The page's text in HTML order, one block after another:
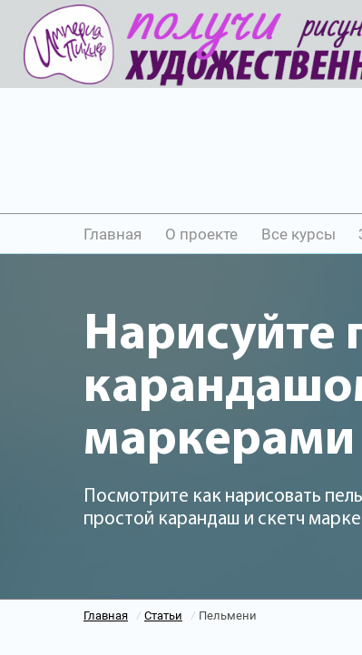
Главная О проекте Все курсы
Нарисуйте
маркерами
Посмотрите как нарисовать
простой карандаш и скетч
Главная / Статьи / Пельмени